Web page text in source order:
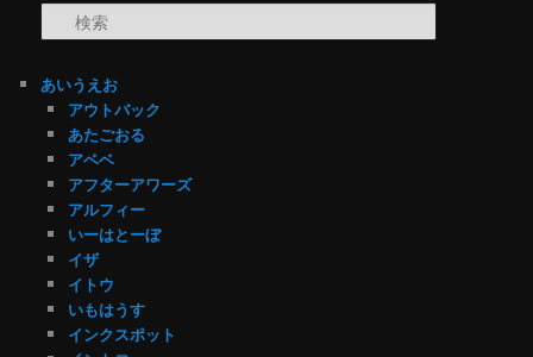
あいうえお
アウトバック
あたごおる
アベベ
アフターアワーズ
アルフィー
いーはとーぼ
イザ
イトウ
いもはうす
インクスポット